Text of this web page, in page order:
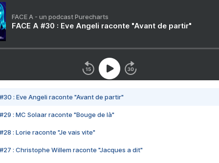
FACE A - un podcast Purecharts
FACE A #30 : Eve Angeli raconte "Avant de partir"
#30 : Eve Angeli raconte "Avant de partir"
#29 : MC Solaar raconte "Bouge de là"
#28 : Lorie raconte "Je vais vite"
#27 : Christophe Willem raconte "Jacques a dit"